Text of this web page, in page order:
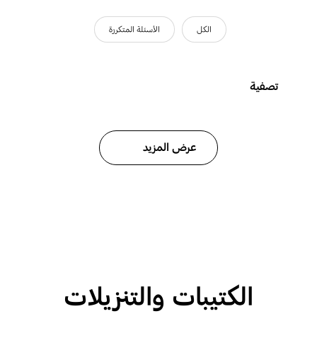
الكل الأسئلة المتكررة
تصفية
عرض المزيد
الكتيبات والتنزيلات